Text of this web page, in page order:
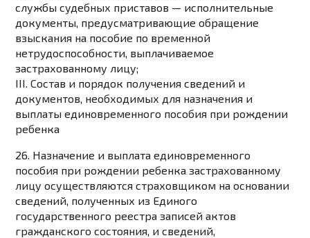
службы судебных приставов — исполнительные
документы, предусматривающие обращение
взыскания на пособие по временной
нетрудоспособности, выплачиваемое
застрахованному лицу;
III. Состав и порядок получения сведений и
документов, необходимых для назначения и
выплаты единовременного пособия при рождении
ребенка
26. Назначение и выплата единовременного
пособия при рождении ребенка застрахованному
лицу осуществляются страховщиком на основании
сведений, полученных из Единого
государственного реестра записей актов
гражданского состояния, и сведений,